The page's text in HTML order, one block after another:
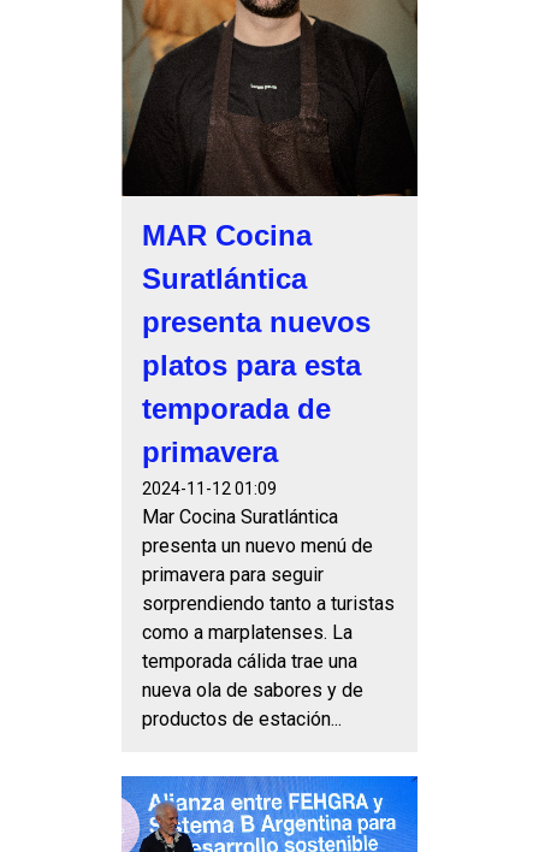
MAR Cocina
Suratlántica
presenta nuevos
platos para esta
temporada de
primavera
2024-11-12 01:09
Mar Cocina Suratlántica
presenta un nuevo menú de
primavera para seguir
sorprendiendo tanto a turistas
como a marplatenses. La
temporada cálida trae una
nueva ola de sabores y de
productos de estación...